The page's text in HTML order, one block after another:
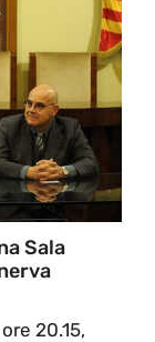
Sala
20.15,